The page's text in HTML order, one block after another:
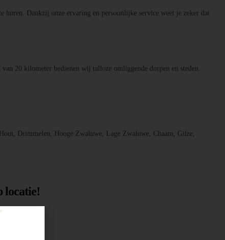
Dankzij onze ervaring en persoonlijke service weet je zeker dat
20 kilometer bedienen wij talloze omliggende dorpen en steden.
Drimmelen, Hooge Zwaluwe, Lage Zwaluwe, Chaam, Gilze,
locatie!